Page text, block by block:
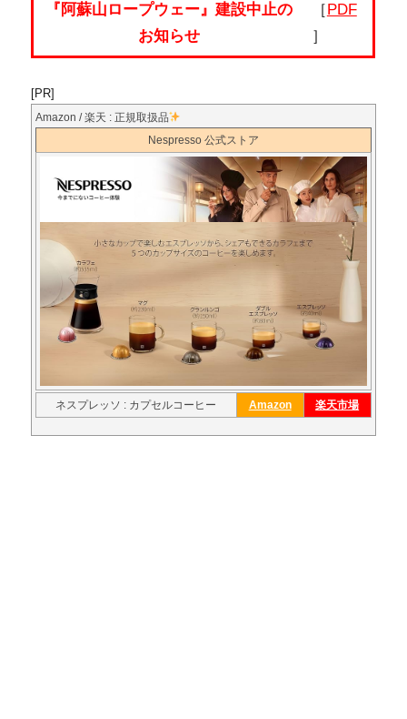
『阿蘇山ロープウェー』建設中止の
お知らせ
［ PDF
］
[PR]
Amazon / 楽天 : 正規取扱品
Nespresso 公式ストア
ネスプレッソ : カプセルコーヒー Amazon 楽天市場